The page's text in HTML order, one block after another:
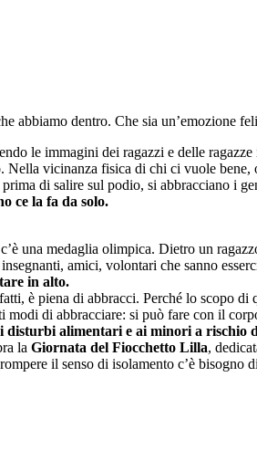
abbiamo dentro. Che sia un’emozione
le immagini dei ragazzi e delle
vicinanza fisica di chi ci vuole
di salire sul podio, si abbracciano i
ce la fa da solo.
una medaglia olimpica. Dietro un
amici, volontari che sanno
in alto.
è piena di abbracci. Perché lo scopo
di abbracciare: si può fare con il
disturbi alimentari e ai minori a rischio
la Giornata del Fiocchetto Lilla,
il senso di isolamento c’è